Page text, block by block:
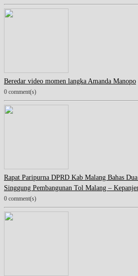
Beredar video momen langka Amanda Manopo
0 comment(s)
Rapat Paripurna DPRD Kab Malang Bahas
Singgung Pembangunan Tol Malang –
0 comment(s)